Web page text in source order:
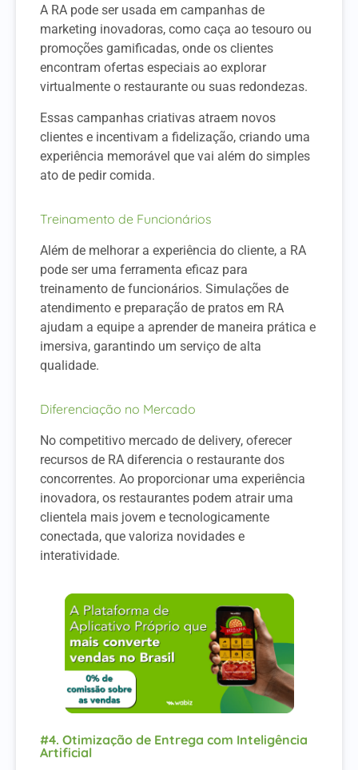
A RA pode ser usada em campanhas de
marketing inovadoras, como caça ao tesouro ou
promoções gamificadas, onde os clientes
encontram ofertas especiais ao explorar
virtualmente o restaurante ou suas redondezas.
Essas campanhas criativas atraem novos
clientes e incentivam a fidelização, criando uma
experiência memorável que vai além do simples
ato de pedir comida.
Treinamento de Funcionários
Além de melhorar a experiência do cliente, a RA
pode ser uma ferramenta eficaz para
treinamento de funcionários. Simulações de
atendimento e preparação de pratos em RA
ajudam a equipe a aprender de maneira prática e
imersiva, garantindo um serviço de alta
qualidade.
Diferenciação no Mercado
No competitivo mercado de delivery, oferecer
recursos de RA diferencia o restaurante dos
concorrentes. Ao proporcionar uma experiência
inovadora, os restaurantes podem atrair uma
clientela mais jovem e tecnologicamente
conectada, que valoriza novidades e
interatividade.
#4. Otimização de Entrega com Inteligência
Artificial